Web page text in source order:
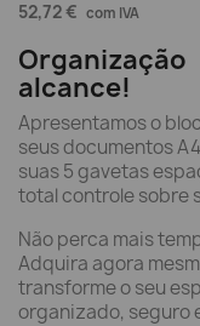
52,72 € com IVA
alcance!
Apresentamos o
seus documentos
suas 5 gavetas
total controle sobre
Não perca mais
Adquira agora
transforme o seu
organizado, seguro